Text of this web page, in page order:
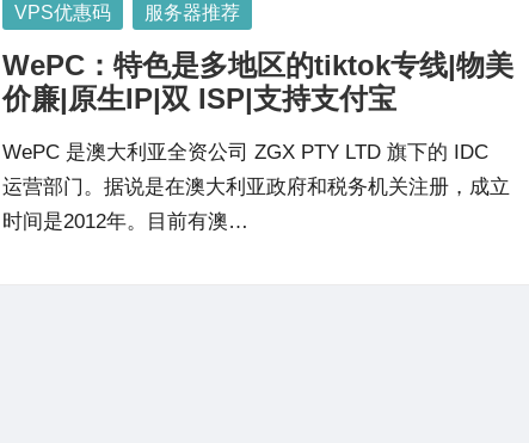
Posted
VPS优惠码 服务器推荐
WePC：特色是多地区的tiktok专线|物美
价廉|原生IP|双 ISP|支持支付宝
WePC 是澳大利亚全资公司 ZGX PTY LTD 旗下的 IDC
运营部门。据说是在澳大利亚政府和税务机关注册，成立
时间是2012年。目前有澳…